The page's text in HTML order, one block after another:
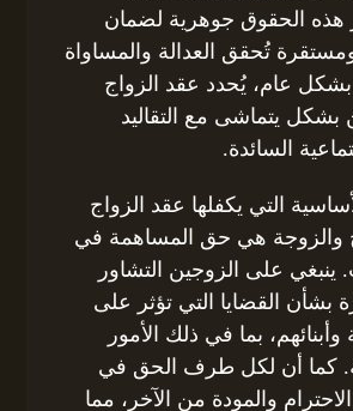
هذه الحقوق جوهرية لضمان
تُحقق العدالة والمساواة
عام، يُحدد عقد الزواج
يتماشى مع التقاليد
السائدة.
التي يكفلها عقد الزواج
والزوجة هي حق المساهمة في
ينبغي على الزوجين التشاور
القضايا التي تؤثر على
وأبنائهم، بما في ذلك الأمور
كما أن لكل طرف الحق في
والمودة من الآخر، مما